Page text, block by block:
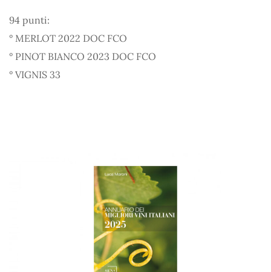
94 punti:
° MERLOT 2022 DOC FCO
° PINOT BIANCO 2023 DOC FCO
° VIGNIS 33